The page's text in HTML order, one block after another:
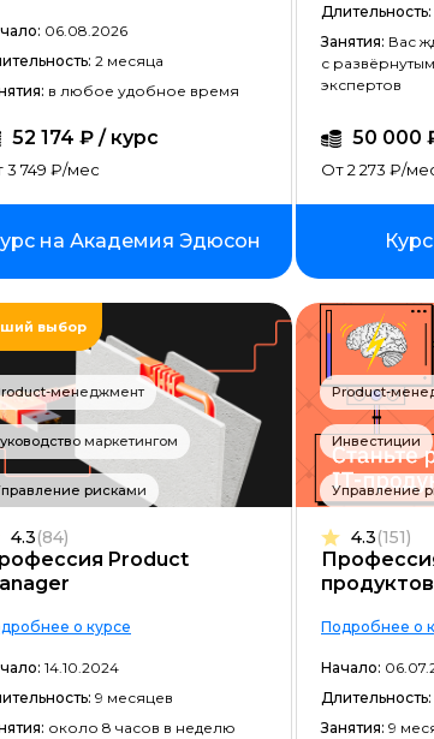
Верстка на HTML/CSS
DevOps
QA-тестирование
IOS-разработка
Информационная
Разработка на C#
Разработка на C++
Разработка на Kotlin
Разработка игр на
Разработка на Swift
Фреймворк Laravel
Golang-разработка
VR/AR разработка
1C-разработка
Фреймворк React.JS
06.08.2026
2 месяца
в любое удобное время
52 174 ₽ / курс
3 749 ₽/мес
на Академия Эдюсон
Длительность:
Занятия: Вас
с
экспертов
50 000
От 2 273 ₽/
выбор
менеджмент
маркетингом
рисками
Product
4.3(84)
о курсе
14.10.2024
9 месяцев
около 8 часов в неделю
Product-
Инвестиции
Управление
продуктов
4.3(151)
Подробнее о
Начало:
Длительность:
Занятия: 9